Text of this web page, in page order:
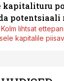
kapitalituru
potentsiaali
lihtsat
kapitalile